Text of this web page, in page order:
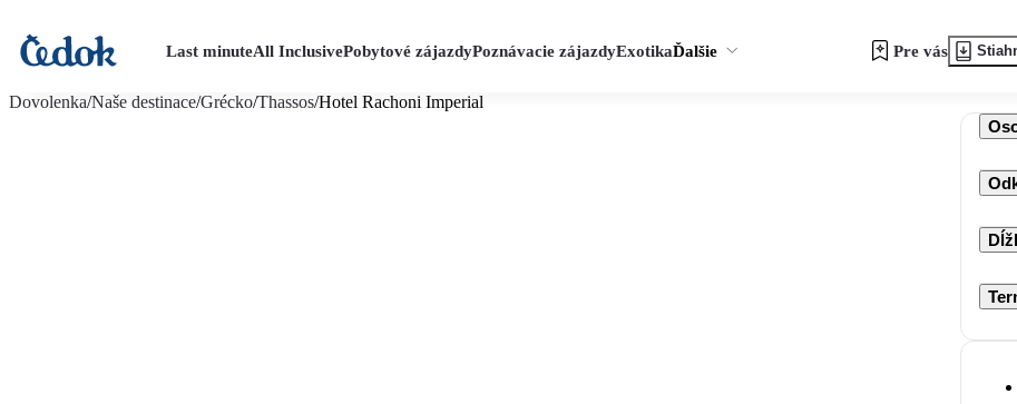
Last minuteAll InclusivePobytové zájazdyPoznávacie zájazdyExotikaĎalšie Pre vás
Dovolenka/Naše destinace/Grécko/Thassos/Hotel Rachoni Imperial